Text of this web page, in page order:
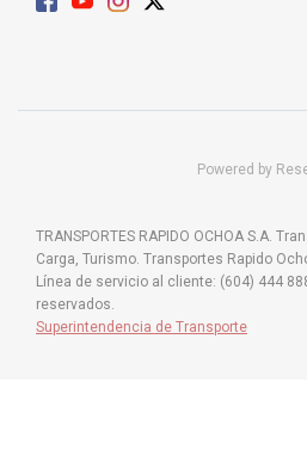
Powered by
TRANSPORTES RAPIDO OCHOA S.A.
Carga, Turismo. Transportes Rapido
Línea de servicio al cliente: (604) 444
reservados.
Superintendencia de Transporte